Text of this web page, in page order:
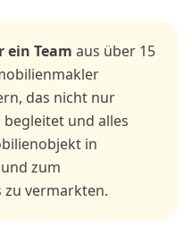
ein Team aus über 15
das nicht nur
und alles
in
zum
zu vermarkten.